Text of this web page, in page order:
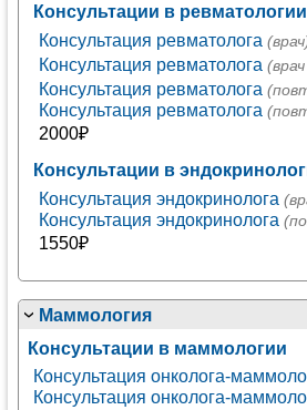
Консультации в ревматологии
Консультация ревматолога
Консультация ревматолога
Консультация ревматолога
Консультация ревматолога
2000₽
Консультации в
Консультация эндокринолога
Консультация эндокринолога
1550₽
Маммология
Консультации в маммологии
Консультация онколога-
Консультация онколога-